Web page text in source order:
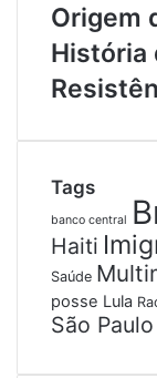
Origem
História
Tags
banco central
Haiti
Saúde
posse Lula
São Paulo